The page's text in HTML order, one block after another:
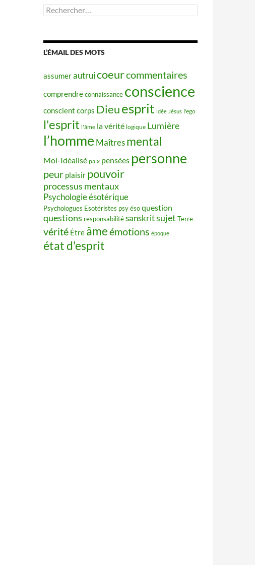
Rechercher :
L’ÉMAIL DES MOTS
assumerautruicoeurcommentaires
comprendreconnaissance conscience
conscient corps Dieuesprit idée Jésus l'ego
l'esprit l'âme la vérité logique Lumière
l’homme Maîtres mental
Moi-Idéalisé paix pensées personne
peur plaisir pouvoir
processus mentaux
Psychologie ésotérique
Psychologues Esotéristes psy ésoquestion
questions responsabilitésanskritsujet Terre
vérité Être âmeémotions époque
état d'esprit